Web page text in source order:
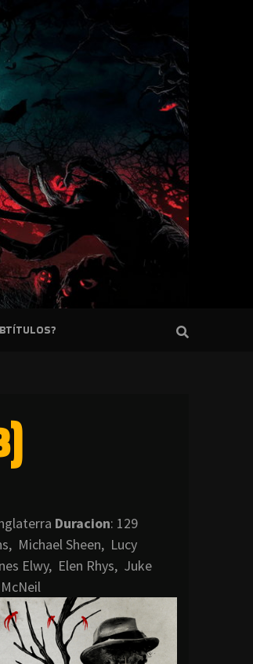
Duracion: 129
Michael Sheen, Lucy
Elwy, Elen Rhys, Juke